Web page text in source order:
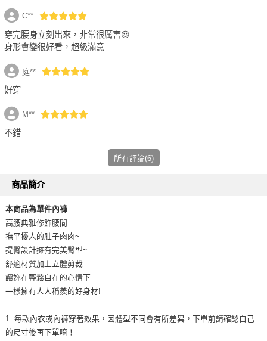
C**
穿完腰身立刻出來，非常很厲害😍
身形會變很好看，超級滿意
庭**
好穿
M**
不錯
所有評論(6)
商品簡介
本商品為單件內褲
高腰典雅修飾腰間
撫平擾人的肚子肉肉~
提臀設計擁有完美臀型~
舒適材質加上立體剪裁
讓妳在輕鬆自在的心情下
一樣擁有人人稱羨的好身材!
1. 每款內衣或內褲穿著效果，因體型不同會有所差異，下單前請確認自己
的尺寸後再下單唷！